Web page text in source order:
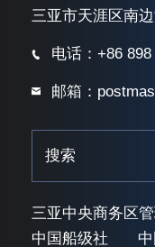
三亚市天涯区南
电话：+86
邮箱：
三亚中央商务区
中国船级社